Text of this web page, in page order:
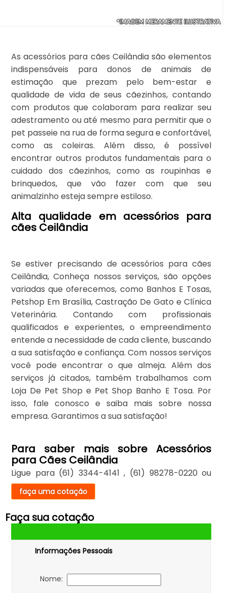
As acessórios para cães Ceilândia são elementos
indispensáveis para donos de animais de
estimação que prezam pelo bem-estar e
qualidade de vida de seus cãezinhos, contando
com produtos que colaboram para realizar seu
adestramento ou até mesmo para permitir que o
pet passeie na rua de forma segura e confortável,
como as coleiras. Além disso, é possível
encontrar outros produtos fundamentais para o
cuidado dos cãezinhos, como as roupinhas e
brinquedos, que vão fazer com que seu
animalzinho esteja sempre estiloso.
Alta qualidade em acessórios para
cães Ceilândia
Se estiver precisando de acessórios para cães
Ceilândia, Conheça nossos serviços, são opções
variadas que oferecemos, como Banhos E Tosas,
Petshop Em Brasília, Castração De Gato e Clínica
Veterinária. Contando com profissionais
qualificados e experientes, o empreendimento
entende a necessidade de cada cliente, buscando
a sua satisfação e confiança. Com nossos serviços
você pode encontrar o que almeja. Além dos
serviços já citados, também trabalhamos com
Loja De Pet Shop e Pet Shop Banho E Tosa. Por
isso, fale conosco e saiba mais sobre nossa
empresa. Garantimos a sua satisfação!
Para saber mais sobre Acessórios
para Cães Ceilândia
Ligue para (61) 3344-4141 , (61) 98278-0220 ou
faça uma cotação
Faça sua cotação
Informações Pessoais
Nome: